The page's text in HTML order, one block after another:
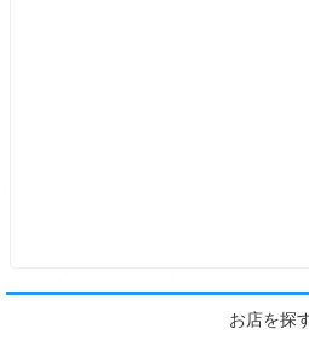
お店を探